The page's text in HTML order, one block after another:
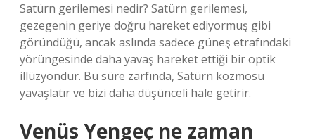
Satürn gerilemesi nedir? Satürn gerilemesi,
gezegenin geriye doğru hareket ediyormuş gibi
göründüğü, ancak aslında sadece güneş etrafındaki
yörüngesinde daha yavaş hareket ettiği bir optik
illüzyondur. Bu süre zarfında, Satürn kozmosu
yavaşlatır ve bizi daha düşünceli hale getirir.
Venüs Yengeç ne zaman